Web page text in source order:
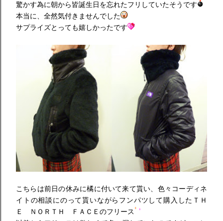
驚かす為に朝から皆誕生日を忘れたフリしていたそうです
本当に、全然気付きませんでした
サプライズとっても嬉しかったです
こちらは前日の休みに橘に付いて来て貰い、色々コーディネ
イトの相談にのって貰いながらフンパツして購入したＴＨ
Ｅ ＮＯＲＴＨ ＦＡＣＥのフリース